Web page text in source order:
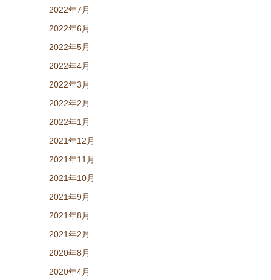
2022年7月
2022年6月
2022年5月
2022年4月
2022年3月
2022年2月
2022年1月
2021年12月
2021年11月
2021年10月
2021年9月
2021年8月
2021年2月
2020年8月
2020年4月